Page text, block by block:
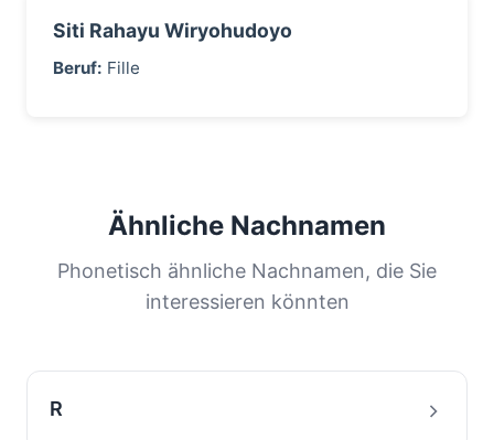
Siti Rahayu Wiryohudoyo
Beruf: Fille
Ähnliche Nachnamen
Phonetisch ähnliche Nachnamen, die Sie
interessieren könnten
R